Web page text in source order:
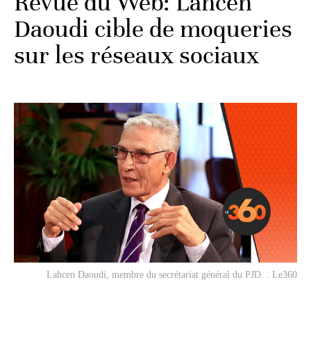
Daoudi cible de moqueries
sur les réseaux sociaux
Lahcen Daoudi, membre du secrétariat général du PJD. . Le360